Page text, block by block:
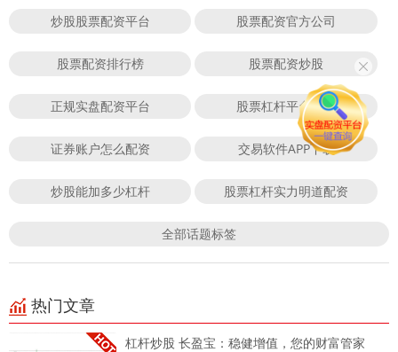
炒股股票配资平台 股票配资官方公司
股票配资排行榜 股票配资炒股
正规实盘配资平台 股票杠杆平台排行
证券账户怎么配资 交易软件APP下载
炒股能加多少杠杆 股票杠杆实力明道配资
全部话题标签
热门文章
杠杆炒股 长盈宝：稳健增值，您的财富管家